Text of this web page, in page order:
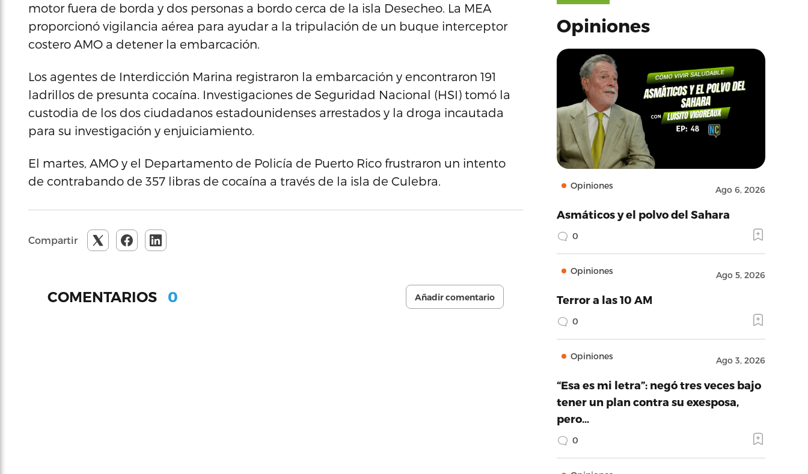
motor fuera de borda y dos personas a bordo cerca de la isla Desecheo. La MEA
proporcionó vigilancia aérea para ayudar a la tripulación de un buque interceptor
costero AMO a detener la embarcación.
Los agentes de Interdicción Marina registraron la embarcación y encontraron 191
ladrillos de presunta cocaína. Investigaciones de Seguridad Nacional (HSI) tomó la
custodia de los dos ciudadanos estadounidenses arrestados y la droga incautada
para su investigación y enjuiciamiento.
El martes, AMO y el Departamento de Policía de Puerto Rico frustraron un intento
de contrabando de 357 libras de cocaína a través de la isla de Culebra.
Compartir
COMENTARIOS 0 Añadir comentario
Opiniones
Opiniones Ago 6, 2026
Asmáticos y el polvo del Sahara
0
Opiniones Ago 5, 2026
Terror a las 10 AM
0
Opiniones Ago 3, 2026
“Esa es mi letra”: negó tres veces bajo
tener un plan contra su exesposa,
pero…
0